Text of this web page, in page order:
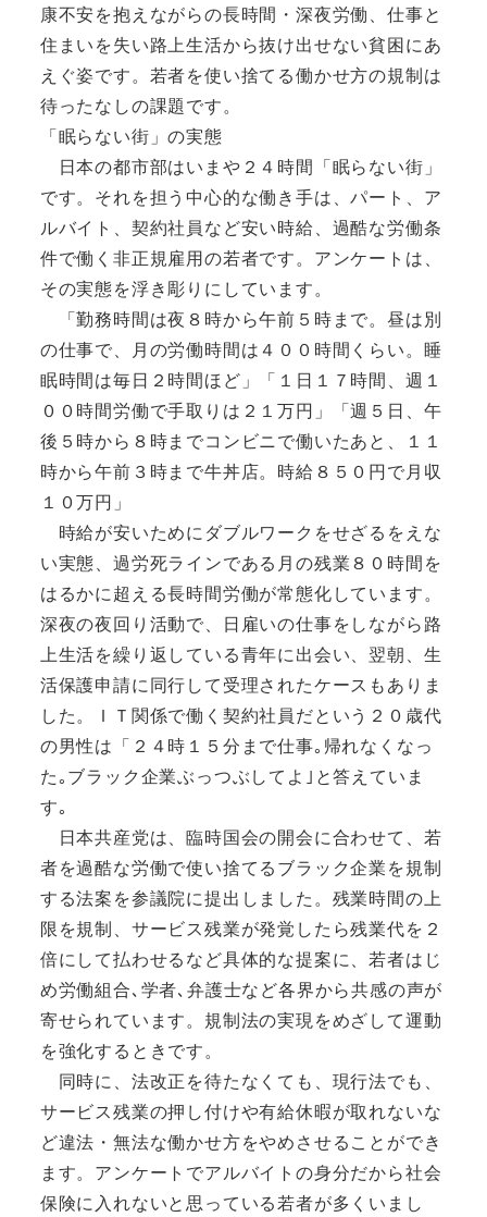
康不安を抱えながらの長時間・深夜労働、仕事と
住まいを失い路上生活から抜け出せない貧困にあ
えぐ姿です。若者を使い捨てる働かせ方の規制は
待ったなしの課題です。
「眠らない街」の実態
日本の都市部はいまや２４時間「眠らない街」
です。それを担う中心的な働き手は、パート、ア
ルバイト、契約社員など安い時給、過酷な労働条
件で働く非正規雇用の若者です。アンケートは、
その実態を浮き彫りにしています。
「勤務時間は夜８時から午前５時まで。昼は別
の仕事で、月の労働時間は４００時間くらい。睡
眠時間は毎日２時間ほど」「１日１７時間、週１
００時間労働で手取りは２１万円」「週５日、午
後５時から８時までコンビニで働いたあと、１１
時から午前３時まで牛丼店。時給８５０円で月収
１０万円」
時給が安いためにダブルワークをせざるをえな
い実態、過労死ラインである月の残業８０時間を
はるかに超える長時間労働が常態化しています。
深夜の夜回り活動で、日雇いの仕事をしながら路
上生活を繰り返している青年に出会い、翌朝、生
活保護申請に同行して受理されたケースもありま
した。ＩＴ関係で働く契約社員だという２０歳代
の男性は「２４時１５分まで仕事｡帰れなくなっ
た｡ブラック企業ぶっつぶしてよ｣と答えていま
す｡
日本共産党は、臨時国会の開会に合わせて、若
者を過酷な労働で使い捨てるブラック企業を規制
する法案を参議院に提出しました。残業時間の上
限を規制、サービス残業が発覚したら残業代を２
倍にして払わせるなど具体的な提案に、若者はじ
め労働組合､学者､弁護士など各界から共感の声が
寄せられています。規制法の実現をめざして運動
を強化するときです。
同時に、法改正を待たなくても、現行法でも、
サービス残業の押し付けや有給休暇が取れないな
ど違法・無法な働かせ方をやめさせることができ
ます。アンケートでアルバイトの身分だから社会
保険に入れないと思っている若者が多くいまし